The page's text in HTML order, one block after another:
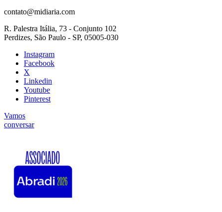
contato@midiaria.com
R. Palestra Itália, 73 - Conjunto 102
Perdizes, São Paulo - SP, 05005-030
Instagram
Facebook
X
Linkedin
Youtube
Pinterest
Vamos
conversar